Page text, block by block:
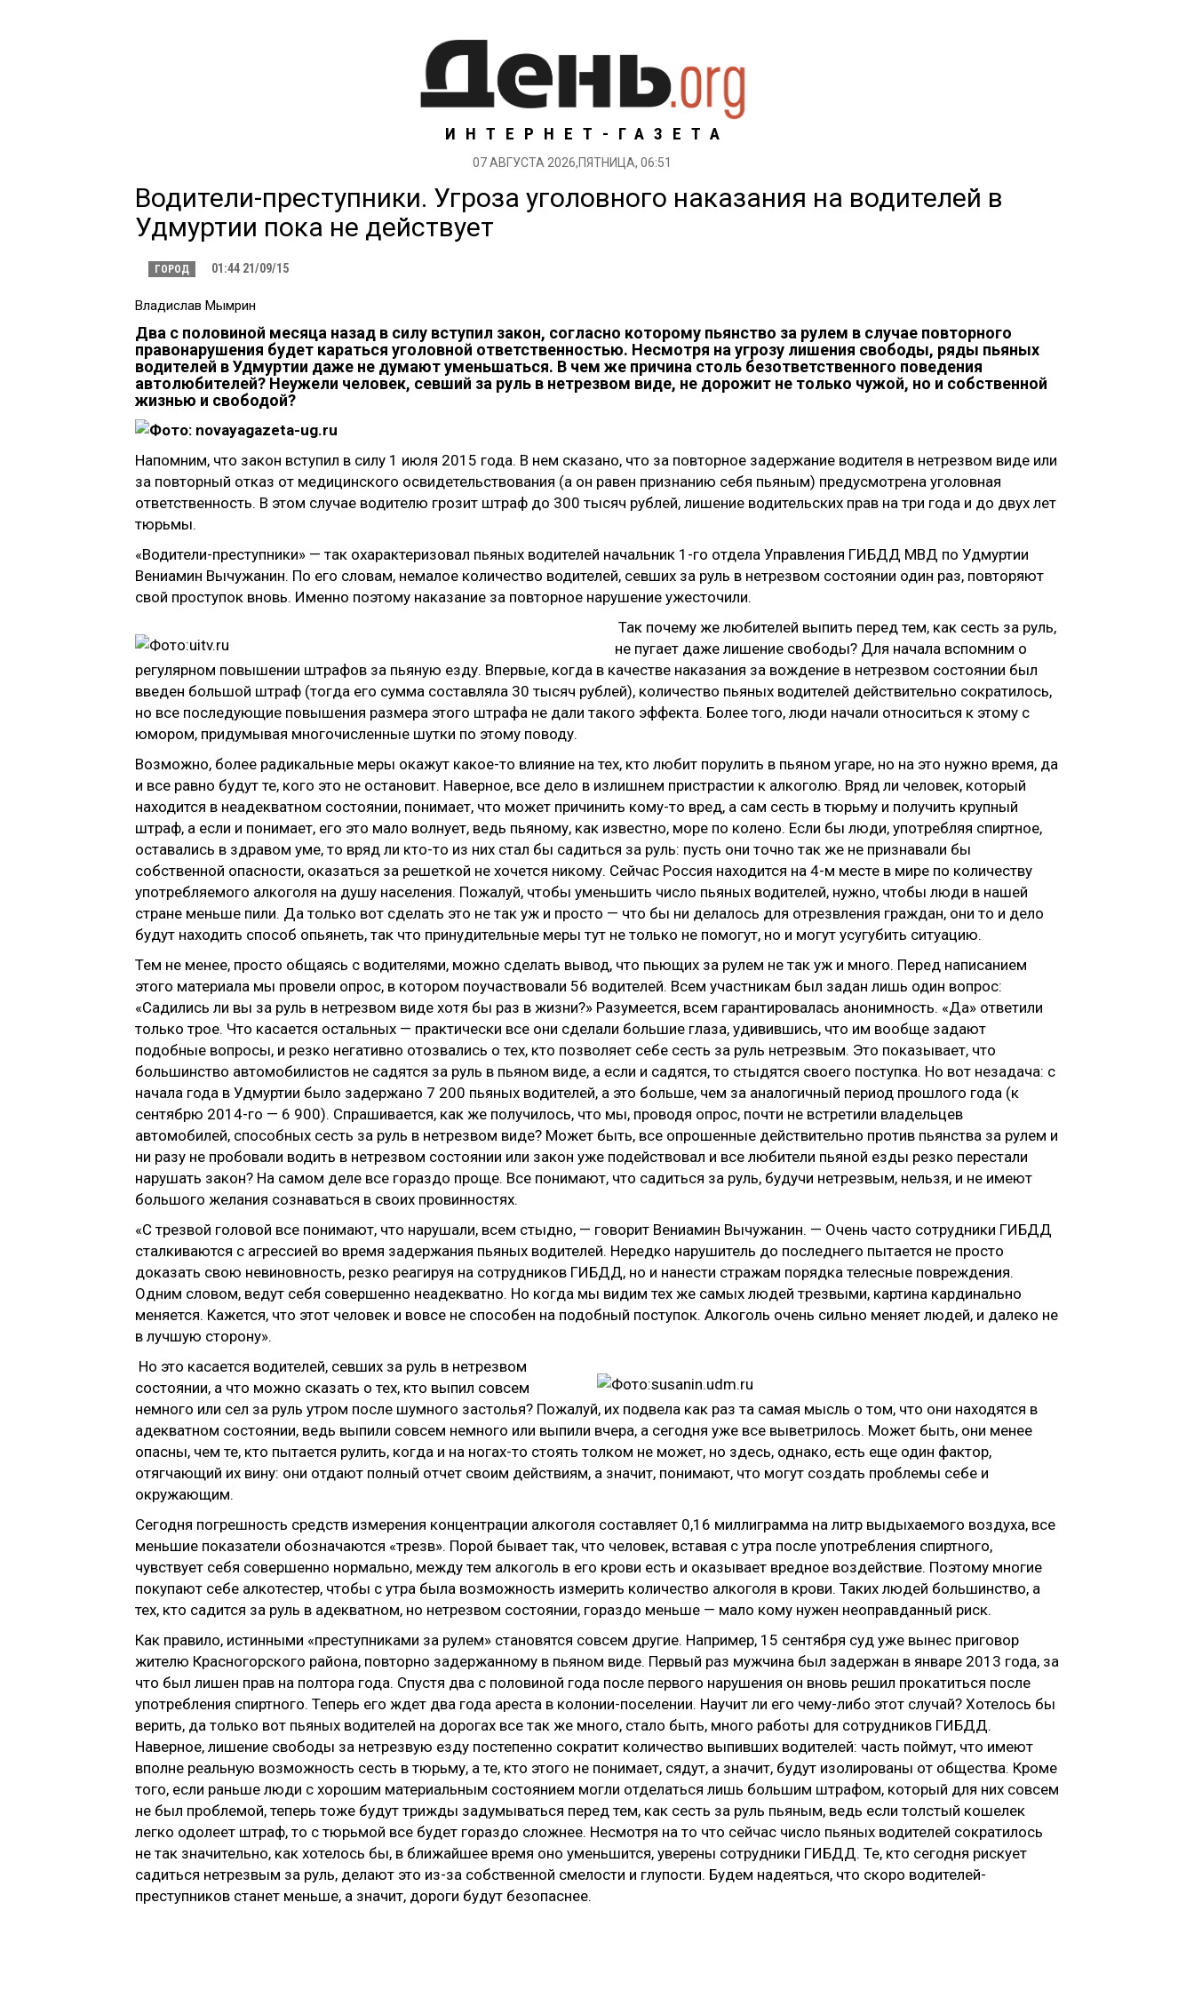
ИНТЕРНЕТ-ГАЗЕТА
07 АВГУСТА 2026,ПЯТНИЦА, 06:51
Водители-преступники. Угроза уголовного наказания на водителей в
Удмуртии пока не действует
ГОРОД 01:44 21/09/15
Владислав Мымрин
Два с половиной месяца назад в силу вступил закон, согласно которому пьянство за рулем в случае повторного
правонарушения будет караться уголовной ответственностью. Несмотря на угрозу лишения свободы, ряды пьяных
водителей в Удмуртии даже не думают уменьшаться. В чем же причина столь безответственного поведения
автолюбителей? Неужели человек, севший за руль в нетрезвом виде, не дорожит не только чужой, но и собственной
жизнью и свободой?
Напомним, что закон вступил в силу 1 июля 2015 года. В нем сказано, что за повторное задержание водителя в нетрезвом виде или
за повторный отказ от медицинского освидетельствования (а он равен признанию себя пьяным) предусмотрена уголовная
ответственность. В этом случае водителю грозит штраф до 300 тысяч рублей, лишение водительских прав на три года и до двух лет
тюрьмы.
«Водители-преступники» — так охарактеризовал пьяных водителей начальник 1-го отдела Управления ГИБДД МВД по Удмуртии
Вениамин Вычужанин. По его словам, немалое количество водителей, севших за руль в нетрезвом состоянии один раз, повторяют
свой проступок вновь. Именно поэтому наказание за повторное нарушение ужесточили.
Так почему же любителей выпить перед тем, как сесть за руль,
не пугает даже лишение свободы? Для начала вспомним о
регулярном повышении штрафов за пьяную езду. Впервые, когда в качестве наказания за вождение в нетрезвом состоянии был
введен большой штраф (тогда его сумма составляла 30 тысяч рублей), количество пьяных водителей действительно сократилось,
но все последующие повышения размера этого штрафа не дали такого эффекта. Более того, люди начали относиться к этому с
юмором, придумывая многочисленные шутки по этому поводу.
Возможно, более радикальные меры окажут какое-то влияние на тех, кто любит порулить в пьяном угаре, но на это нужно время, да
и все равно будут те, кого это не остановит. Наверное, все дело в излишнем пристрастии к алкоголю. Вряд ли человек, который
находится в неадекватном состоянии, понимает, что может причинить кому-то вред, а сам сесть в тюрьму и получить крупный
штраф, а если и понимает, его это мало волнует, ведь пьяному, как известно, море по колено. Если бы люди, употребляя спиртное,
оставались в здравом уме, то вряд ли кто-то из них стал бы садиться за руль: пусть они точно так же не признавали бы
собственной опасности, оказаться за решеткой не хочется никому. Сейчас Россия находится на 4-м месте в мире по количеству
употребляемого алкоголя на душу населения. Пожалуй, чтобы уменьшить число пьяных водителей, нужно, чтобы люди в нашей
стране меньше пили. Да только вот сделать это не так уж и просто — что бы ни делалось для отрезвления граждан, они то и дело
будут находить способ опьянеть, так что принудительные меры тут не только не помогут, но и могут усугубить ситуацию.
Тем не менее, просто общаясь с водителями, можно сделать вывод, что пьющих за рулем не так уж и много. Перед написанием
этого материала мы провели опрос, в котором поучаствовали 56 водителей. Всем участникам был задан лишь один вопрос:
«Садились ли вы за руль в нетрезвом виде хотя бы раз в жизни?» Разумеется, всем гарантировалась анонимность. «Да» ответили
только трое. Что касается остальных — практически все они сделали большие глаза, удивившись, что им вообще задают
подобные вопросы, и резко негативно отозвались о тех, кто позволяет себе сесть за руль нетрезвым. Это показывает, что
большинство автомобилистов не садятся за руль в пьяном виде, а если и садятся, то стыдятся своего поступка. Но вот незадача: с
начала года в Удмуртии было задержано 7 200 пьяных водителей, а это больше, чем за аналогичный период прошлого года (к
сентябрю 2014-го — 6 900). Спрашивается, как же получилось, что мы, проводя опрос, почти не встретили владельцев
автомобилей, способных сесть за руль в нетрезвом виде? Может быть, все опрошенные действительно против пьянства за рулем и
ни разу не пробовали водить в нетрезвом состоянии или закон уже подействовал и все любители пьяной езды резко перестали
нарушать закон? На самом деле все гораздо проще. Все понимают, что садиться за руль, будучи нетрезвым, нельзя, и не имеют
большого желания сознаваться в своих провинностях.
«С трезвой головой все понимают, что нарушали, всем стыдно, — говорит Вениамин Вычужанин. — Очень часто сотрудники ГИБДД
сталкиваются с агрессией во время задержания пьяных водителей. Нередко нарушитель до последнего пытается не просто
доказать свою невиновность, резко реагируя на сотрудников ГИБДД, но и нанести стражам порядка телесные повреждения.
Одним словом, ведут себя совершенно неадекватно. Но когда мы видим тех же самых людей трезвыми, картина кардинально
меняется. Кажется, что этот человек и вовсе не способен на подобный поступок. Алкоголь очень сильно меняет людей, и далеко не
в лучшую сторону».
Но это касается водителей, севших за руль в нетрезвом
состоянии, а что можно сказать о тех, кто выпил совсем
немного или сел за руль утром после шумного застолья? Пожалуй, их подвела как раз та самая мысль о том, что они находятся в
адекватном состоянии, ведь выпили совсем немного или выпили вчера, а сегодня уже все выветрилось. Может быть, они менее
опасны, чем те, кто пытается рулить, когда и на ногах-то стоять толком не может, но здесь, однако, есть еще один фактор,
отягчающий их вину: они отдают полный отчет своим действиям, а значит, понимают, что могут создать проблемы себе и
окружающим.
Сегодня погрешность средств измерения концентрации алкоголя составляет 0,16 миллиграмма на литр выдыхаемого воздуха, все
меньшие показатели обозначаются «трезв». Порой бывает так, что человек, вставая с утра после употребления спиртного,
чувствует себя совершенно нормально, между тем алкоголь в его крови есть и оказывает вредное воздействие. Поэтому многие
покупают себе алкотестер, чтобы с утра была возможность измерить количество алкоголя в крови. Таких людей большинство, а
тех, кто садится за руль в адекватном, но нетрезвом состоянии, гораздо меньше — мало кому нужен неоправданный риск.
Как правило, истинными «преступниками за рулем» становятся совсем другие. Например, 15 сентября суд уже вынес приговор
жителю Красногорского района, повторно задержанному в пьяном виде. Первый раз мужчина был задержан в январе 2013 года, за
что был лишен прав на полтора года. Спустя два с половиной года после первого нарушения он вновь решил прокатиться после
употребления спиртного. Теперь его ждет два года ареста в колонии-поселении. Научит ли его чему-либо этот случай? Хотелось бы
верить, да только вот пьяных водителей на дорогах все так же много, стало быть, много работы для сотрудников ГИБДД.
Наверное, лишение свободы за нетрезвую езду постепенно сократит количество выпивших водителей: часть поймут, что имеют
вполне реальную возможность сесть в тюрьму, а те, кто этого не понимает, сядут, а значит, будут изолированы от общества. Кроме
того, если раньше люди с хорошим материальным состоянием могли отделаться лишь большим штрафом, который для них совсем
не был проблемой, теперь тоже будут трижды задумываться перед тем, как сесть за руль пьяным, ведь если толстый кошелек
легко одолеет штраф, то с тюрьмой все будет гораздо сложнее. Несмотря на то что сейчас число пьяных водителей сократилось
не так значительно, как хотелось бы, в ближайшее время оно уменьшится, уверены сотрудники ГИБДД. Те, кто сегодня рискует
садиться нетрезвым за руль, делают это из-за собственной смелости и глупости. Будем надеяться, что скоро водителей-
преступников станет меньше, а значит, дороги будут безопаснее.